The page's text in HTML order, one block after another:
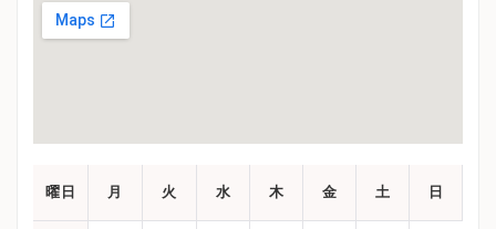
曜日 月 火 水 木 金 土 日